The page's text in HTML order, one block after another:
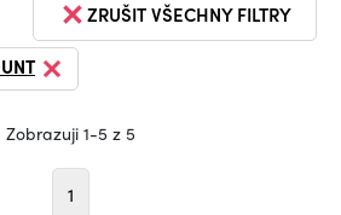
ZRUŠIT VŠECHNY FILTRY
Zobrazuji 1-5 z 5
1